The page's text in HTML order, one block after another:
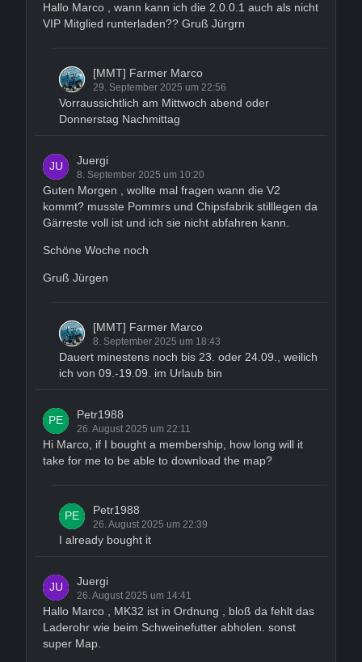
Hallo Marco , wann kann ich die 2.0.0.1 auch als nicht
VIP Mitglied runterladen?? Gruß Jürgrn
[MMT] Farmer Marco
29. September 2025 um 22:56
Vorraussichtlich am Mittwoch abend oder
Donnerstag Nachmittag
Juergi
8. September 2025 um 10:20
Guten Morgen , wollte mal fragen wann die V2
kommt? musste Pommrs und Chipsfabrik stilllegen da
Gärreste voll ist und ich sie nicht abfahren kann.
Schöne Woche noch
Gruß Jürgen
[MMT] Farmer Marco
8. September 2025 um 18:43
Dauert minestens noch bis 23. oder 24.09., weilich
ich von 09.-19.09. im Urlaub bin
Petr1988
26. August 2025 um 22:11
Hi Marco, if I bought a membership, how long will it
take for me to be able to download the map?
Petr1988
26. August 2025 um 22:39
I already bought it
Juergi
26. August 2025 um 14:41
Hallo Marco , MK32 ist in Ordnung , bloß da fehlt das
Laderohr wie beim Schweinefutter abholen. sonst
super Map.